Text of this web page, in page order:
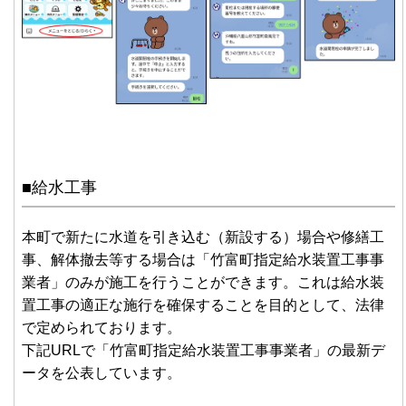
■給水工事
本町で新たに水道を引き込む（新設する）場合や修繕工
事、解体撤去等する場合は「竹富町指定給水装置工事事
業者」のみが施工を行うことができます。これは給水装
置工事の適正な施行を確保することを目的として、法律
で定められております。
下記URLで「竹富町指定給水装置工事事業者」の最新デ
ータを公表しています。